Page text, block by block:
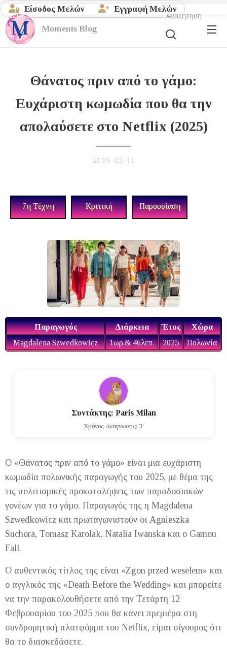
Είσοδος Μελών Εγγραφή Μελών
Moments Blog
Αναζήτηση
Θάνατος πριν από το γάμο:
Ευχάριστη κωμωδία που θα την
απολαύσετε στο Netflix (2025)
2025-02-11
7η Τέχνη Κριτική Παρουσίαση
Παραγωγός Διάρκεια Έτος
Χώρα
Magdalena Szwedkowicz
1ωρ.& 46λεπ. 2025 Πολωνία
Συντάκτης: Paris Milan
Χρόνος Ανάγνωσης: 3'
O «Θάνατος πριν από το γάμο» είναι μια ευχάριστη
κωμωδία πολωνικής παραγωγής του 2025, με θέμα της
τις πολιτισμικές προκαταλήψεις των παραδοσιακών
γονέων για το γάμο. Παραγωγός της η Magdalena
Szwedkowicz και πρωταγωνιστούν οι Agnieszka
Suchora, Tomasz Karolak, Natalia Iwanska και ο Gamou
Fall.
Ο αυθεντικός τίτλος της είναι «Zgon przed weselem» και
ο αγγλικός της «Death Before the Wedding» και μπορείτε
να την παρακολουθήσετε από την Τετάρτη 12
Φεβρουαρίου του 2025 που θα κάνει πρεμιέρα στη
συνδρομητική πλατφόρμα του Netflix, είμαι σίγουρος ότι
θα το διασκεδάσετε.